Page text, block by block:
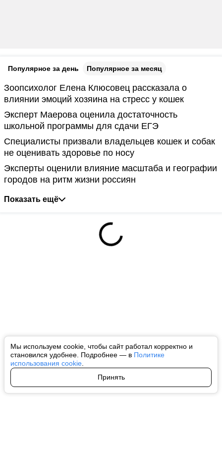
Мы используем cookie, чтобы сайт работал корректно и
становился удобнее. Подробнее — в Политике
использования cookie
Принять
Популярное за день Популярное за месяц
Зоопсихолог Елена Клюсовец рассказала о
влиянии эмоций хозяина на стресс у кошек
Эксперт Маерова оценила достаточность
школьной программы для сдачи ЕГЭ
Специалисты призвали владельцев кошек и собак
не оценивать здоровье по носу
Эксперты оценили влияние масштаба и географии
городов на ритм жизни россиян
Показать ещё